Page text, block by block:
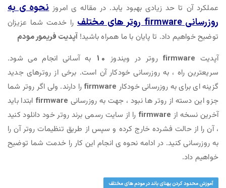
عملکرد آن تا حد زیادی بهبود یابد. در مقاله ی امروزنحوه ی به
روزرسانی firmware روتر های مختلف
را خدمت شما عزیزان
توضیح خواهیم داد. تا پایان با ما همراه باشید!آپدیت فریمور مودم
آپدیت firmware روتر در ویندوز 10 به آسانی انجام می شود.
سریعترین راه ، به روزرسانی خودکار آن است. برخی از روترهای جدید
گزینه ای برای به روزرسانی خودکار firmware را دارند. ولی اگر روتر شما
جزو این دسته از روتر ها نبود ، جهت به روزرسانی firmware ابتدا باید
آخرین نسخه از firmware را از سایت رسمی برند روتر خود دانلود کنید
، آن را از حالت فشرده خارج کرده و سپس از طریق تنظیمات روتر آن را
به روزرسانی کنید. در ادامه نحوه ی انجام این کار را خدمت شما توضیح
خواهیم داد.
آموزش محدود کردن پهنای باند در مودم های مختلف